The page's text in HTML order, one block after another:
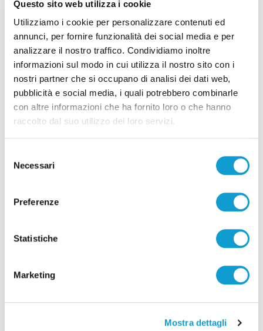
Questo sito web utilizza i cookie
Utilizziamo i cookie per personalizzare contenuti ed
annunci, per fornire funzionalità dei social media e per
analizzare il nostro traffico. Condividiamo inoltre
informazioni sul modo in cui utilizza il nostro sito con i
nostri partner che si occupano di analisi dei dati web,
pubblicità e social media, i quali potrebbero combinarle
con altre informazioni che ha fornito loro o che hanno
raccolto dal suo utilizzo dei loro servizi.
delNecessari
Preferenze
Statistiche
Marketing
Mostra dettagli
Ascoli Piceno - Pennelli volano sui cavi
dell’alta tensione e restano in bilico su un
albero